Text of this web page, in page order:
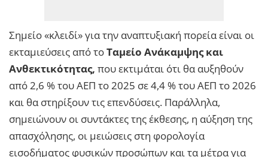
Σημείο «κλειδί» για την αναπτυξιακή πορεία είναι οι
εκταμιεύσεις από τοΤαμείο Ανάκαμψης και
Ανθεκτικότητας, που εκτιμάται ότι θα αυξηθούν
από 2,6 % του ΑΕΠ το 2025 σε 4,4 % του ΑΕΠ το 2026
και θα στηρίξουν τις επενδύσεις. Παράλληλα,
σημειώνουν οι συντάκτες της έκθεσης, η αύξηση της
απασχόλησης, οι μειώσεις στη φορολογία
εισοδήματος φυσικών προσώπων και τα μέτρα για